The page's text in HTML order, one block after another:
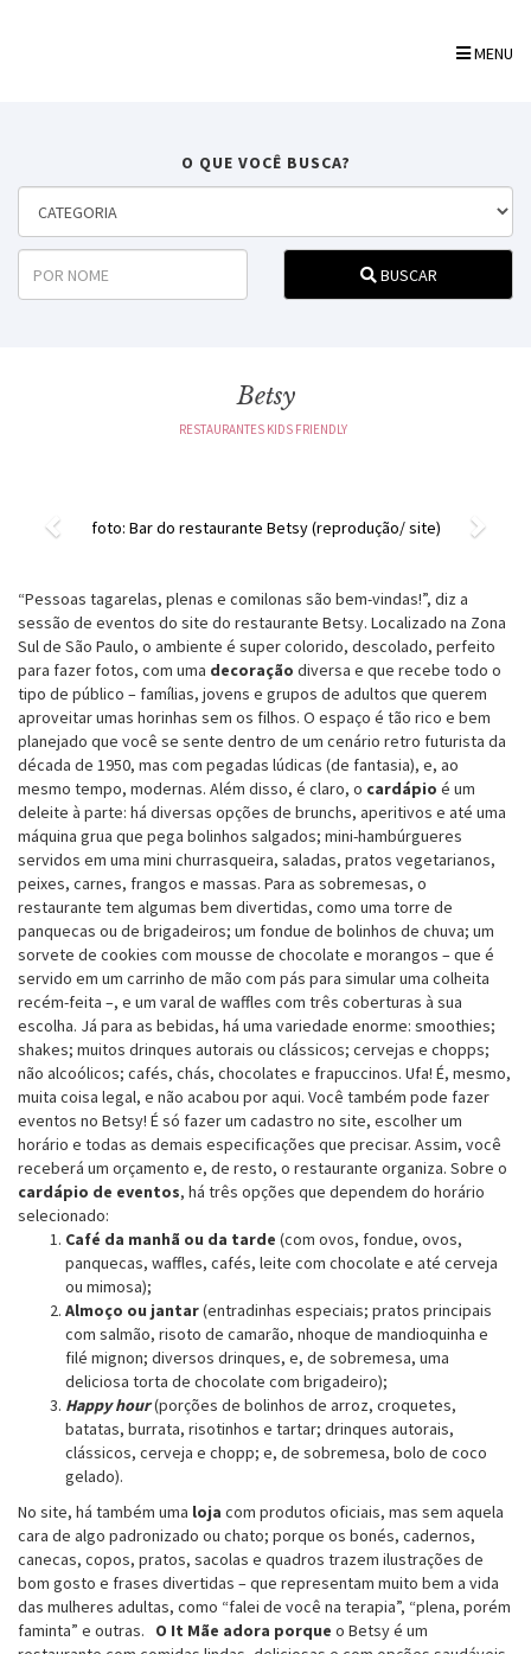
MENU
O QUE VOCÊ BUSCA?
BUSCAR
Betsy
RESTAURANTES KIDS FRIENDLY
foto: Bar do restaurante Betsy (reprodução/ site)
“Pessoas tagarelas, plenas e comilonas são bem-vindas!”, diz a
sessão de eventos do site do restaurante Betsy. Localizado na Zona
Sul de São Paulo, o ambiente é super colorido, descolado, perfeito
para fazer fotos, com uma decoração diversa e que recebe todo o
tipo de público – famílias, jovens e grupos de adultos que querem
aproveitar umas horinhas sem os filhos. O espaço é tão rico e bem
planejado que você se sente dentro de um cenário retro futurista da
década de 1950, mas com pegadas lúdicas (de fantasia), e, ao
mesmo tempo, modernas. Além disso, é claro, o cardápio é um
deleite à parte: há diversas opções de brunchs, aperitivos e até uma
máquina grua que pega bolinhos salgados; mini-hambúrgueres
servidos em uma mini churrasqueira, saladas, pratos vegetarianos,
peixes, carnes, frangos e massas. Para as sobremesas, o
restaurante tem algumas bem divertidas, como uma torre de
panquecas ou de brigadeiros; um fondue de bolinhos de chuva; um
sorvete de cookies com mousse de chocolate e morangos – que é
servido em um carrinho de mão com pás para simular uma colheita
recém-feita –, e um varal de waffles com três coberturas à sua
escolha. Já para as bebidas, há uma variedade enorme: smoothies;
shakes; muitos drinques autorais ou clássicos; cervejas e chopps;
não alcoólicos; cafés, chás, chocolates e frapuccinos. Ufa! É, mesmo,
muita coisa legal, e não acabou por aqui. Você também pode fazer
eventos no Betsy! É só fazer um cadastro no site, escolher um
horário e todas as demais especificações que precisar. Assim, você
receberá um orçamento e, de resto, o restaurante organiza. Sobre o
cardápio de eventos, há três opções que dependem do horário
selecionado:
Café da manhã ou da tarde (com ovos, fondue, ovos,
panquecas, waffles, cafés, leite com chocolate e até cerveja
ou mimosa);
Almoço ou jantar(entradinhas especiais; pratos principais
com salmão, risoto de camarão, nhoque de mandioquinha e
filé mignon; diversos drinques, e, de sobremesa, uma
deliciosa torta de chocolate com brigadeiro);
Happy hour(porções de bolinhos de arroz, croquetes,
batatas, burrata, risotinhos e tartar; drinques autorais,
clássicos, cerveja e chopp; e, de sobremesa, bolo de coco
gelado).
No site, há também uma loja com produtos oficiais, mas sem aquela
cara de algo padronizado ou chato; porque os bonés, cadernos,
canecas, copos, pratos, sacolas e quadros trazem ilustrações de
bom gosto e frases divertidas – que representam muito bem a vida
das mulheres adultas, como “falei de você na terapia”, “plena, porém
faminta” e outras. O It Mãe adora porque o Betsy é um